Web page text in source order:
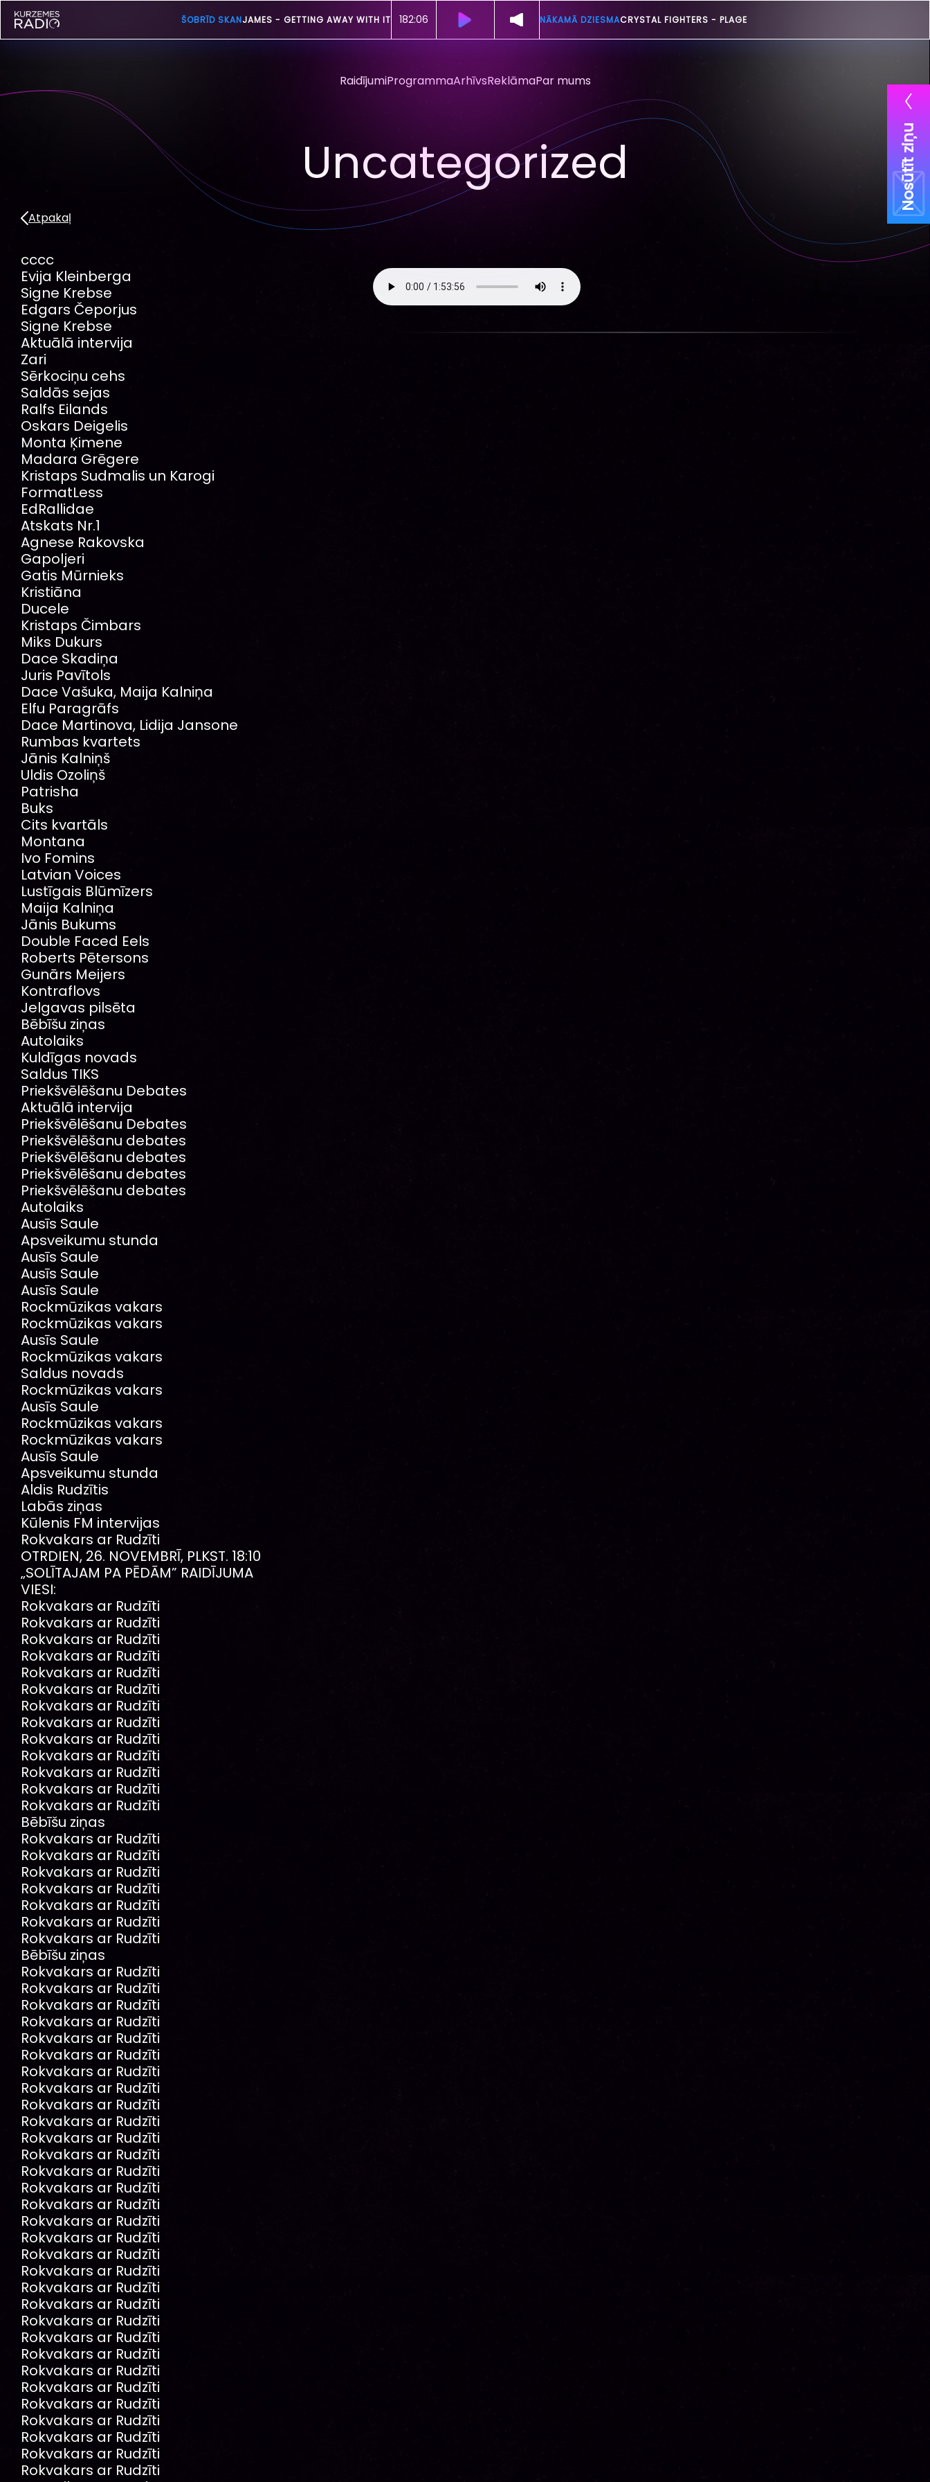
ŠOBRĪD SKANJAMES - GETTING AWAY WITH IT 182:01 NĀKAMĀ DZIESMACRYSTAL FIGHTERS - PLAGE
RaidījumiProgrammaArhīvsReklāmaPar mums
Nosūtīt ziņu
Uncategorized
Atpakaļ
cccc
Evija Kleinberga
Signe Krebse
Edgars Čeporjus
Signe Krebse
Aktuālā intervija
Zari
Sērkociņu cehs
Saldās sejas
Ralfs Eilands
Oskars Deigelis
Monta Ķimene
Madara Grēgere
Kristaps Sudmalis un Karogi
FormatLess
EdRallidae
Atskats Nr.1
Agnese Rakovska
Gapoljeri
Gatis Mūrnieks
Kristiāna
Ducele
Kristaps Čimbars
Miks Dukurs
Dace Skadiņa
Juris Pavītols
Dace Vašuka, Maija Kalniņa
Elfu Paragrāfs
Dace Martinova, Lidija Jansone
Rumbas kvartets
Jānis Kalniņš
Uldis Ozoliņš
Patrisha
Buks
Cits kvartāls
Montana
Ivo Fomins
Latvian Voices
Lustīgais Blūmīzers
Maija Kalniņa
Jānis Bukums
Double Faced Eels
Roberts Pētersons
Gunārs Meijers
Kontraflovs
Jelgavas pilsēta
Bēbīšu ziņas
Autolaiks
Kuldīgas novads
Saldus TIKS
Priekšvēlēšanu Debates
Aktuālā intervija
Priekšvēlēšanu Debates
Priekšvēlēšanu debates
Priekšvēlēšanu debates
Priekšvēlēšanu debates
Priekšvēlēšanu debates
Autolaiks
Ausīs Saule
Apsveikumu stunda
Ausīs Saule
Ausīs Saule
Ausīs Saule
Rockmūzikas vakars
Rockmūzikas vakars
Ausīs Saule
Rockmūzikas vakars
Saldus novads
Rockmūzikas vakars
Ausīs Saule
Rockmūzikas vakars
Rockmūzikas vakars
Ausīs Saule
Apsveikumu stunda
Aldis Rudzītis
Labās ziņas
Kūlenis FM intervijas
Rokvakars ar Rudzīti
OTRDIEN, 26. NOVEMBRĪ, PLKST. 18:10
„SOLĪTAJAM PA PĒDĀM” RAIDĪJUMA
VIESI:
Rokvakars ar Rudzīti
Rokvakars ar Rudzīti
Rokvakars ar Rudzīti
Rokvakars ar Rudzīti
Rokvakars ar Rudzīti
Rokvakars ar Rudzīti
Rokvakars ar Rudzīti
Rokvakars ar Rudzīti
Rokvakars ar Rudzīti
Rokvakars ar Rudzīti
Rokvakars ar Rudzīti
Rokvakars ar Rudzīti
Rokvakars ar Rudzīti
Bēbīšu ziņas
Rokvakars ar Rudzīti
Rokvakars ar Rudzīti
Rokvakars ar Rudzīti
Rokvakars ar Rudzīti
Rokvakars ar Rudzīti
Rokvakars ar Rudzīti
Rokvakars ar Rudzīti
Bēbīšu ziņas
Rokvakars ar Rudzīti
Rokvakars ar Rudzīti
Rokvakars ar Rudzīti
Rokvakars ar Rudzīti
Rokvakars ar Rudzīti
Rokvakars ar Rudzīti
Rokvakars ar Rudzīti
Rokvakars ar Rudzīti
Rokvakars ar Rudzīti
Rokvakars ar Rudzīti
Rokvakars ar Rudzīti
Rokvakars ar Rudzīti
Rokvakars ar Rudzīti
Rokvakars ar Rudzīti
Rokvakars ar Rudzīti
Rokvakars ar Rudzīti
Rokvakars ar Rudzīti
Rokvakars ar Rudzīti
Rokvakars ar Rudzīti
Rokvakars ar Rudzīti
Rokvakars ar Rudzīti
Rokvakars ar Rudzīti
Rokvakars ar Rudzīti
Rokvakars ar Rudzīti
Rokvakars ar Rudzīti
Rokvakars ar Rudzīti
Rokvakars ar Rudzīti
Rokvakars ar Rudzīti
Rokvakars ar Rudzīti
Rokvakars ar Rudzīti
Rokvakars ar Rudzīti